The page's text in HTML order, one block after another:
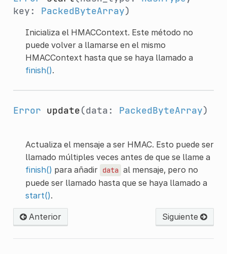
key: PackedByteArray)
Inicializa el HMACContext. Este método no
puede volver a llamarse en el mismo
HMACContext hasta que se haya llamado a
finish().
Error update(data: PackedByteArray)
Actualiza el mensaje a ser HMAC. Esto puede ser
llamado múltiples veces antes de que se llame a
finish() para añadir data al mensaje, pero no
puede ser llamado hasta que se haya llamado a
start().
Anterior Siguiente